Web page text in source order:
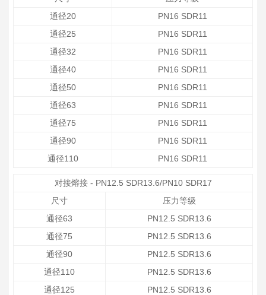
通径20
PN16 SDR11
通径25
PN16 SDR11
通径32
PN16 SDR11
通径40
PN16 SDR11
通径50
PN16 SDR11
通径63
PN16 SDR11
通径75
PN16 SDR11
通径90
PN16 SDR11
通径110
PN16 SDR11
对接熔接 - PN12.5 SDR13.6/PN10 SDR17
尺寸
压力等级
通径63
PN12.5 SDR13.6
通径75
PN12.5 SDR13.6
通径90
PN12.5 SDR13.6
通径110
PN12.5 SDR13.6
通径125
PN12.5 SDR13.6